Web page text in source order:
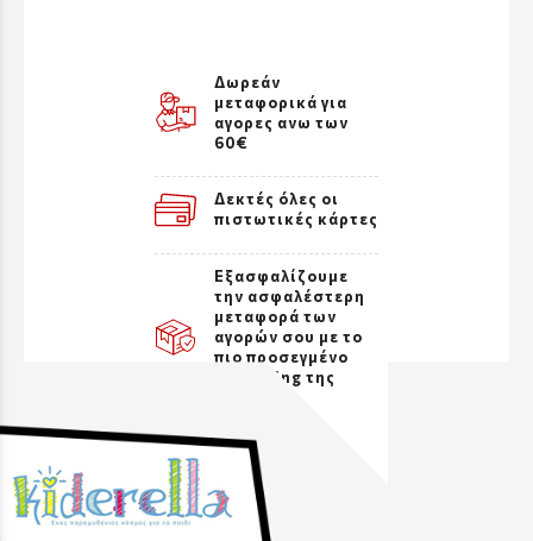
Δωρεάν
μεταφορικά για
αγορες ανω των
60€
Δεκτές όλες οι
πιστωτικές κάρτες
Εξασφαλίζουμε
την ασφαλέστερη
μεταφορά των
αγορών σου με το
πιο προσεγμένο
packaging της